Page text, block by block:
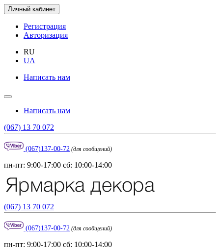
Личный кабинет
Регистрация
Авторизация
RU
UA
Написать нам
Написать нам
(067) 13 70 072
(067)137-00-72 (для сообщений)
пн-пт: 9:00-17:00 сб: 10:00-14:00
(067) 13 70 072
(067)137-00-72 (для сообщений)
пн-пт: 9:00-17:00 сб: 10:00-14:00